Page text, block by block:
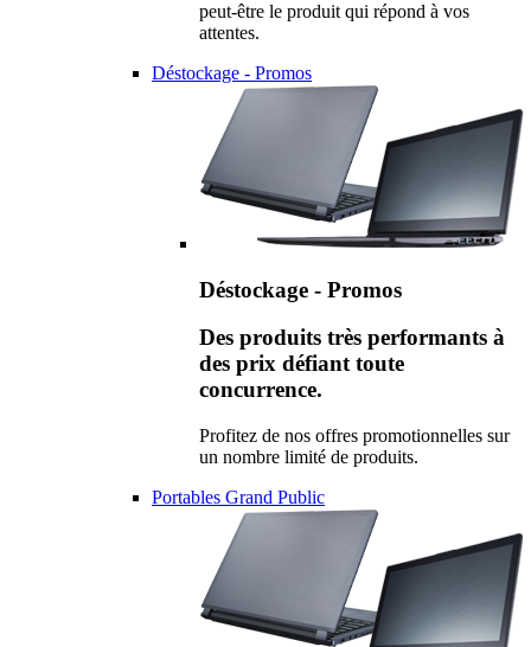
peut-être le produit qui répond à vos
attentes.
Déstockage - Promos
Déstockage - Promos
Des produits très performants à
des prix défiant toute
concurrence.
Profitez de nos offres promotionnelles sur
un nombre limité de produits.
Portables Grand Public